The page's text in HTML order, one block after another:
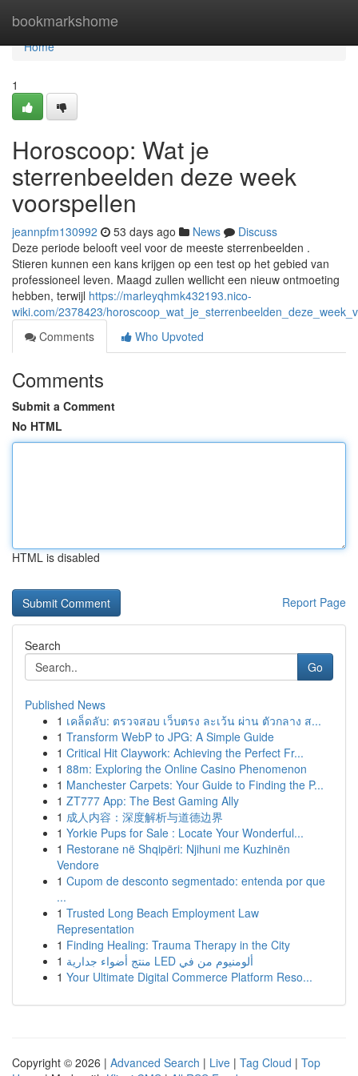
bookmarkshome
Home
Home
1
Horoscoop: Wat je
sterrenbeelden deze week
voorspellen
jeannpfm130992 53 days ago News
Discuss
Deze periode belooft veel voor de meeste sterrenbeelden .
Stieren kunnen een kans krijgen op een test op het gebied van
professioneel leven. Maagd zullen wellicht een nieuw ontmoeting
hebben, terwijl https://marleyqhmk432193.nico-
wiki.com/2378423/
Comments
Who Upvoted
Comments
Submit a Comment
No HTML
HTML is disabled
Report Page
Search
Go
Published News
1 เคล็ดลับ: ตรวจสอบ เว็บตรง ละเว้น ผ่าน ตัวกลาง ส...
1 Transform WebP to JPG: A Simple Guide
1 Critical Hit Claywork: Achieving the Perfect Fr...
1 88m: Exploring the Online Casino Phenomenon
1 Manchester Carpets: Your Guide to Finding the P...
1 ZT777 App: The Best Gaming Ally
1 成人内容：深度解析与道德边界
1 Yorkie Pups for Sale : Locate Your Wonderful...
1 Restorane në Shqipëri: Njihuni me Kuzhinën
Vendore
1 Cupom de desconto segmentado: entenda por que
...
1 Trusted Long Beach Employment Law
Representation
1 Finding Healing: Trauma Therapy in the City
1
منتج أضواء جدارية LED ألومنيوم من في
1 Your Ultimate Digital Commerce Platform Reso...
Copyright © 2026 | Advanced Search | Live | Tag Cloud | Top